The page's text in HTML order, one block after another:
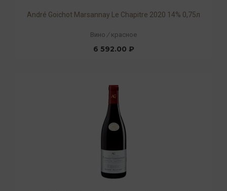
André Goichot Marsannay Le Chapitre 2020 14% 0,75л
Вино / красное
6 592.00 ₽